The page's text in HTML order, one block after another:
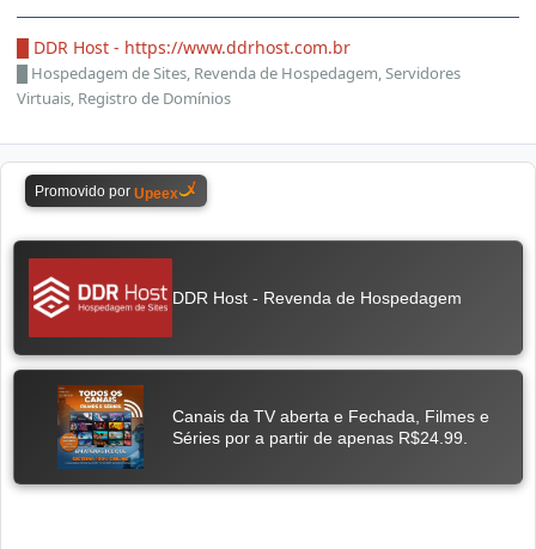
█ DDR Host - https://www.ddrhost.com.br
Hospedagem de Sites, Revenda de Hospedagem, Servidores
Virtuais, Registro de Domínios